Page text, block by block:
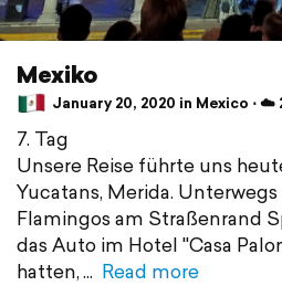
Mexiko
January 20, 2020 in Mexico ⋅ ☁️
7. Tag
Unsere Reise führte uns
Yucatans, Merida.
Flamingos am Straßenrand
das Auto im Hotel "Casa
hatten,
Read more